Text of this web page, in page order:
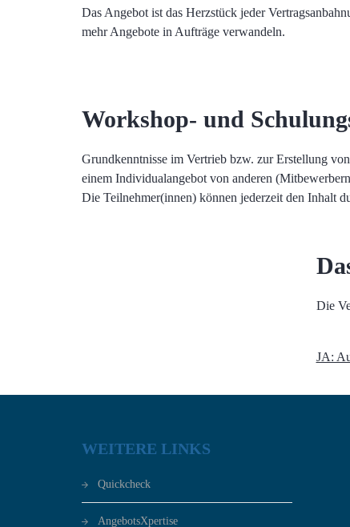
Das Angebot ist das Herzstück jeder
mehr Angebote in Aufträge verwandeln.
Workshop- und
Grundkenntnisse im Vertrieb bzw. zur Erstellung
einem Individualangebot von anderen
Die Teilnehmer(innen) können jederzeit den Inhalt
Die
JA:
WEITERE LINKS
Quickcheck
AngebotsXpertise